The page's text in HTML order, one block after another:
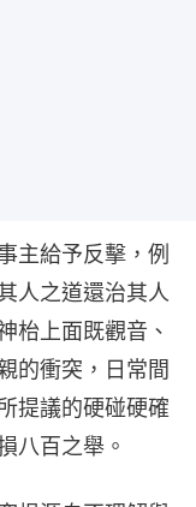
主給予反擊，例
人之道還治其人
枱上面既觀音、
的衝突，日常間
提議的硬碰硬確
八百之舉。